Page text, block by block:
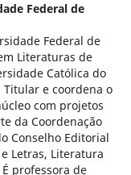
Federal de
Federal de
Literaturas de
Católica do
Titular e coordena o
com projetos
da Coordenação
Conselho Editorial
Letras, Literatura
professora de